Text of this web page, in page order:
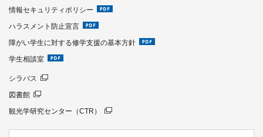
情報セキュリティポリシー
ハラスメント防止宣言
障がい学生に対する修学支援の基本方針
学生相談室
シラバス
図書館
観光学研究センター（CTR）